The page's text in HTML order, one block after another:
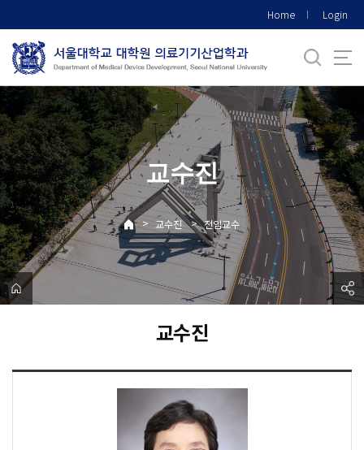
로
메
뉴
Home Login
교수진
> 교수진 > 전임교수
교수진